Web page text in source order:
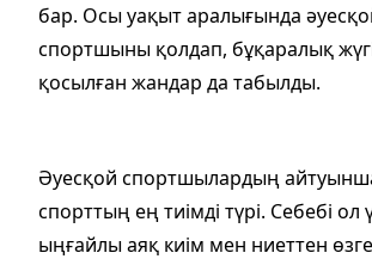
бар. Осы уақыт аралығында
спортшыны қолдап, бұқаралық
қосылған жандар да табылды.
Әуесқой спортшылардың
спорттың ең тиімді түрі. Себебі ол
ыңғайлы аяқ киім мен ниеттен